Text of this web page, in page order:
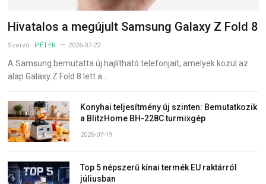
Hivatalos a megújult Samsung Galaxy Z Fold 8
Szerző: PÉTER 2026-07-22
A Samsung bemutatta új hajlítható telefonjait, amelyek közül az
alap Galaxy Z Fold 8 lett a…
Konyhai teljesítmény új szinten: Bemutatkozik
a BlitzHome BH-228C turmixgép
2026-07-19
Top 5 népszerű kínai termék EU raktárról
júliusban